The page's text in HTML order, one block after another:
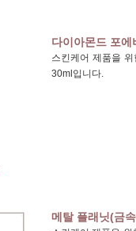
다이아몬드 포에
스킨케어 제품을
30ml입니다.
메탈 플래닛(금